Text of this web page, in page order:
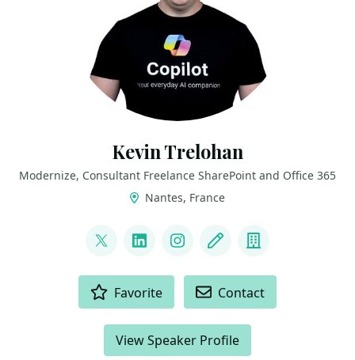
Kevin Trelohan
Modernize, Consultant Freelance SharePoint and Office 365
Nantes, France
@ktrelohan
LinkedInInstagram
Blog Company
Favorite Contact
View Speaker Profile